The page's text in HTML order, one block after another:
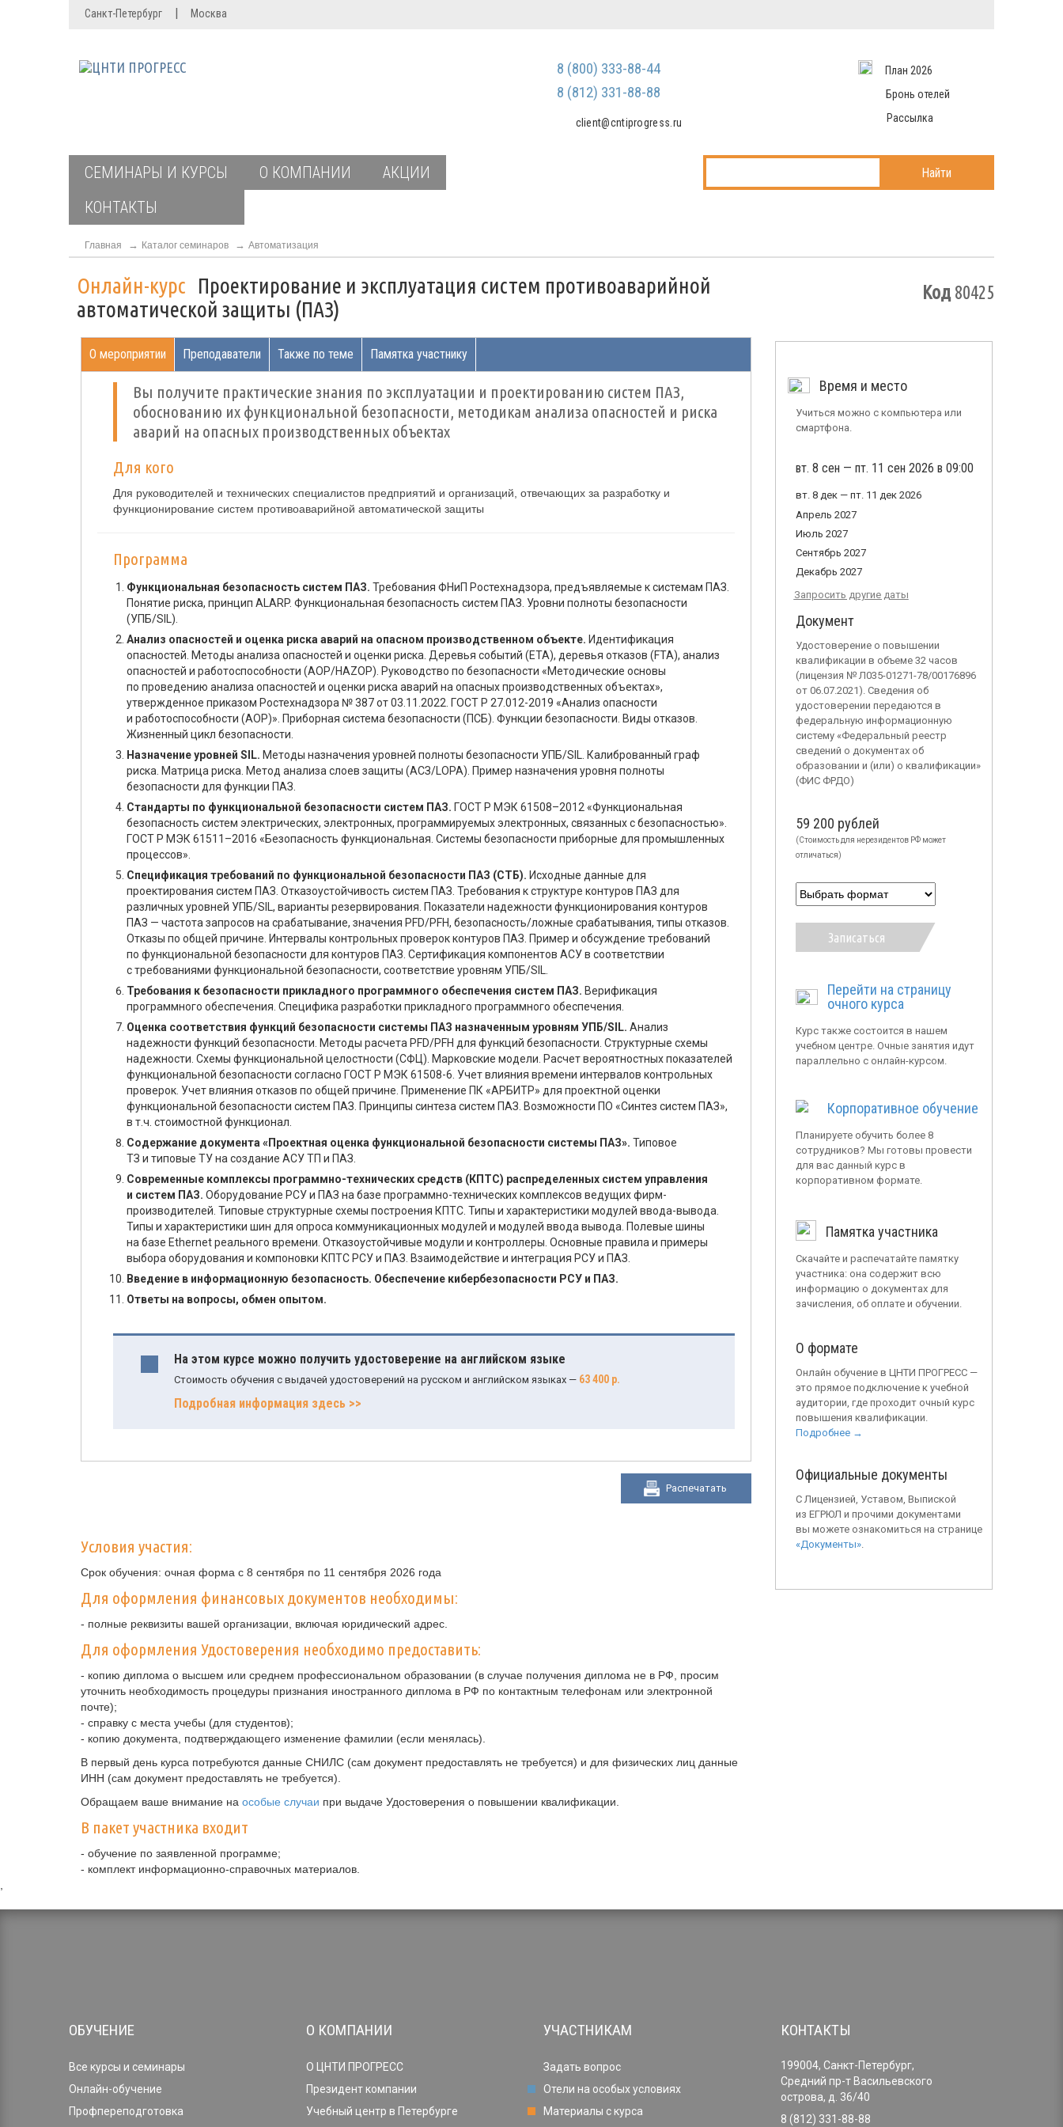
Мы не передаем ваши данные
спам
Запомнить меня
Войти в кабинет
Санкт-Петербург | Москва
8 (800) 333-88-44
8 (812) 331-88-88
client@cntiprogress.ru
План 2026
Бронь отелей
Рассылка
СЕМИНАРЫ И КУРСЫ О КОМПАНИИ
АКЦИИ
КОНТАКТЫ
Найти
Главная Каталог семинаров Автоматизация
Онлайн-курс Проектирование и эксплуатация систем противоаварийной
автоматической защиты (ПАЗ)
Код80425
О мероприятии Преподаватели Также по теме Памятка участнику
Вы получите практические знания по эксплуатации и проектированию систем ПАЗ,
обоснованию их функциональной безопасности, методикам анализа опасностей и риска
аварий на опасных производственных объектах
Для кого
Для руководителей и технических специалистов предприятий и организаций, отвечающих за разработку и
функционирование систем противоаварийной автоматической защиты
Программа
Функциональная безопасность систем ПАЗ. Требования ФНиП Ростехнадзора, предъявляемые к системам ПАЗ.
Понятие риска, принцип ALARP. Функциональная безопасность систем ПАЗ. Уровни полноты безопасности
(УПБ/SIL).
Анализ опасностей и оценка риска аварий на опасном производственном объекте. Идентификация
опасностей. Методы анализа опасностей и оценки риска. Деревья событий (ETA), деревья отказов (FTA), анализ
опасностей и работоспособности (АОР/HAZOP). Руководство по безопасности «Методические основы
по проведению анализа опасностей и оценки риска аварий на опасных производственных объектах»,
утвержденное приказом Ростехнадзора № 387 от 03.11.2022. ГОСТ Р 27.012-2019 «Анализ опасности
и работоспособности (AOP)». Приборная система безопасности (ПСБ). Функции безопасности. Виды отказов.
Жизненный цикл безопасности.
Назначение уровней SIL. Методы назначения уровней полноты безопасности УПБ/SIL. Калиброванный граф
риска. Матрица риска. Метод анализа слоев защиты (АСЗ/LOPA). Пример назначения уровня полноты
безопасности для функции ПАЗ.
Стандарты по функциональной безопасности систем ПАЗ. ГOCТ Р МЭК 61508–2012 «Функциональная
безопасность систем электрических, электронных, программируемых электронных, связанных с безопасностью».
ГОСТ Р МЭК 61511–2016 «Безопасность функциональная. Системы безопасности приборные для промышленных
процессов».
Спецификация требований по функциональной безопасности ПАЗ (СТБ). Исходные данные для
проектирования систем ПАЗ. Отказоустойчивость систем ПАЗ. Требования к структуре контуров ПАЗ для
различных уровней УПБ/SIL, варианты резервирования. Показатели надежности функционирования контуров
ПАЗ — частота запросов на срабатывание, значения PFD/PFH, безопасность/ложные срабатывания, типы отказов.
Отказы по общей причине. Интервалы контрольных проверок контуров ПАЗ. Пример и обсуждение требований
по функциональной безопасности для контуров ПАЗ. Сертификация компонентов АСУ в соответствии
с требованиями функциональной безопасности, соответствие уровням УПБ/SIL.
Требования к безопасности прикладного программного обеспечения систем ПАЗ. Верификация
программного обеспечения. Специфика разработки прикладного программного обеспечения.
Оценка соответствия функций безопасности системы ПАЗ назначенным уровням УПБ/SIL. Анализ
надежности функций безопасности. Методы расчета PFD/PFH для функций безопасности. Структурные схемы
надежности. Схемы функциональной целостности (СФЦ). Марковские модели. Расчет вероятностных показателей
функциональной безопасности согласно ГOCТ Р МЭК 61508-6. Учет влияния времени интервалов контрольных
проверок. Учет влияния отказов по общей причине. Применение ПК «АРБИТР» для проектной оценки
функциональной безопасности систем ПАЗ. Принципы синтеза систем ПАЗ. Возможности ПО «Синтез систем ПАЗ»,
в т.ч. стоимостной функционал.
Содержание документа «Проектная оценка функциональной безопасности системы ПАЗ». Типовое
ТЗ и типовые ТУ на создание АСУ ТП и ПАЗ.
Современные комплексы программно-технических средств (КПТС) распределенных систем управления
и систем ПАЗ. Оборудование РСУ и ПАЗ на базе программно-технических комплексов ведущих фирм-
производителей. Типовые структурные схемы построения КПТС. Типы и характеристики модулей ввода-вывода.
Типы и характеристики шин для опроса коммуникационных модулей и модулей ввода вывода. Полевые шины
на базе Ethernet реального времени. Отказоустойчивые модули и контроллеры. Основные правила и примеры
выбора оборудования и компоновки КПТС РСУ и ПАЗ. Взаимодействие и интеграция РСУ и ПАЗ.
Введение в информационную безопасность. Обеспечение кибербезопасности РСУ и ПАЗ.
Ответы на вопросы, обмен опытом.
На этом курсе можно получить удостоверение на английском языке
Стоимость обучения с выдачей удостоверений на русском и английском языках — 63 400 р.
Подробная информация здесь >>
Распечатать
Условия участия:
Срок обучения: очная форма с 8 сентября по 11 сентября 2026 года
Для оформления финансовых документов необходимы:
- полные реквизиты вашей организации, включая юридический адрес.
Для оформления Удостоверения необходимо предоставить:
- копию диплома о высшем или среднем профессиональном образовании (в случае получения диплома не в РФ, просим
уточнить необходимость процедуры признания иностранного диплома в РФ по контактным телефонам или электронной
почте);
- справку с места учебы (для студентов);
- копию документа, подтверждающего изменение фамилии (если менялась).
В первый день курса потребуются данные СНИЛС (сам документ предоставлять не требуется) и для физических лиц данные
ИНН (сам документ предоставлять не требуется).
Обращаем ваше внимание на особые случаи при выдаче Удостоверения о повышении квалификации.
В пакет участника входит
- обучение по заявленной программе;
- комплект информационно-справочных материалов.
Время и место
Учиться можно с компьютера или
смартфона.
вт. 8 сен — пт. 11 сен 2026 в 09:00
вт. 8 дек — пт. 11 дек 2026
Апрель 2027
Июль 2027
Сентябрь 2027
Декабрь 2027
Запросить другие даты
Документ
Удостоверение о повышении
квалификации в объеме 32 часов
(лицензия № Л035-01271-78/00176896
от 06.07.2021). Сведения об
удостоверении передаются в
федеральную информационную
систему «Федеральный реестр
сведений о документах об
образовании и (или) о квалификации»
(ФИС ФРДО)
59 200 рублей
(Стоимость для нерезидентов РФ может
отличаться)
Записаться
Перейти на страницу
очного курса
Курс также состоится в нашем
учебном центре. Очные занятия идут
параллельно с онлайн-курсом.
Корпоративное обучение
Планируете обучить более 8
сотрудников? Мы готовы провести
для вас данный курс в
корпоративном формате.
Памятка участника
Скачайте и распечатайте памятку
участника: она содержит всю
информацию о документах для
зачисления, об оплате и обучении.
О формате
Онлайн обучение в ЦНТИ ПРОГРЕСС —
это прямое подключение к учебной
аудитории, где проходит очный курс
повышения квалификации.
Подробнее →
Официальные документы
С Лицензией, Уставом, Выпиской
из ЕГРЮЛ и прочими документами
вы можете ознакомиться на странице
«Документы».
ОБУЧЕНИЕ
Все курсы и семинары
Онлайн-обучение
Профпереподготовка
О КОМПАНИИ
О ЦНТИ ПРОГРЕСС
Президент компании
Учебный центр в Петербурге
УЧАСТНИКАМ
Задать вопрос
Отели на особых условиях
Материалы с курса
КОНТАКТЫ
199004, Санкт-Петербург,
Средний пр-т Васильевского
острова, д. 36/40
8 (812) 331-88-88